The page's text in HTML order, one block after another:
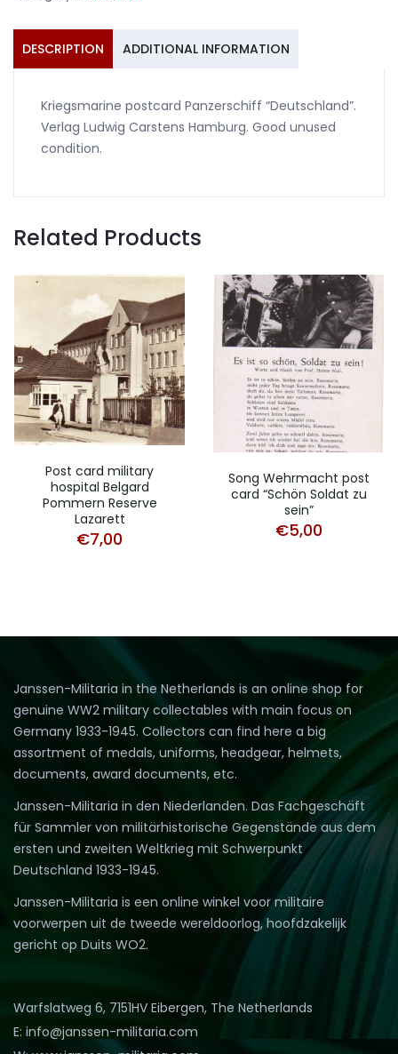
DESCRIPTION ADDITIONAL INFORMATION
Kriegsmarine postcard Panzerschiff “Deutschland”.
Verlag Ludwig Carstens Hamburg. Good unused
condition.
Related Products
Post card military
hospital Belgard
Pommern Reserve
Lazarett
€7,00
Song Wehrmacht post
card “Schön Soldat zu
sein”
€5,00
Janssen-Militaria in the Netherlands is an online shop for
genuine WW2 military collectables with main focus on
Germany 1933-1945. Collectors can find here a big
assortment of medals, uniforms, headgear, helmets,
documents, award documents, etc.
Janssen-Militaria in den Niederlanden. Das Fachgeschäft
für Sammler von militärhistorische Gegenstände aus dem
ersten und zweiten Weltkrieg mit Schwerpunkt
Deutschland 1933-1945.
Janssen-Militaria is een online winkel voor militaire
voorwerpen uit de tweede wereldoorlog, hoofdzakelijk
gericht op Duits WO2.
Warfslatweg 6, 7151HV Eibergen, The Netherlands
E: info@janssen-militaria.com